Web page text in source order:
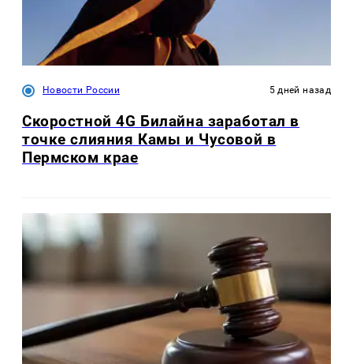
Новости России 5 дней назад
Скоростной 4G Билайна заработал в
точке слияния Камы и Чусовой в
Пермском крае